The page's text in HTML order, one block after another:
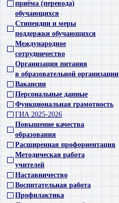
приёма (перевода)
обучающихся
Стипендии и меры
поддержки обучающихся
Международное
сотрудничество
Организация питания
в образовательной организации
Вакансии
Персональные данные
Функциональная грамотность
ГИА 2025-2026
Повышение качества
образования
Расширенная профориентация
Методическая работа
учителей
Наставничество
Воспитательная работа
Профилактика